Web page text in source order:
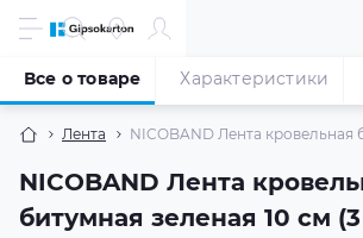
Лента NICOBAND Лента кровельная
NICOBAND Лента
битумная зеленая 10 см
Все о товаре Характеристики